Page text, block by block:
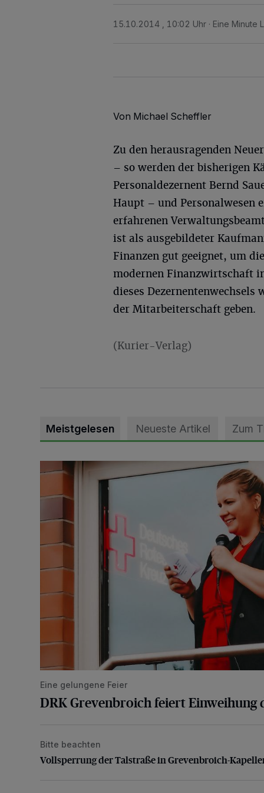
15.10.2014 , 10:02 Uhr Eine Minute
Von Michael Scheffler
Zu den herausragenden
– so werden der bisherigen
Personaldezernent Bernd
Haupt – und Personalwesen
erfahrenen
ist als ausgebildeter
Finanzen gut geeignet, um
modernen Finanzwirtschaft
dieses Dezernentenwechsels
der Mitarbeiterschaft geben.
(Kurier-Verlag)
Meistgelesen Neueste Artikel Zum
DRK Grevenbroich feiert Einweihung des neuen
Eine gelungene Feier
DRK Grevenbroich feiert Einweihung
Vollsperrung der Talstraße in Grevenbroich-Kapellen
Bitte beachten
Vollsperrung der Talstraße in Grevenbroich-